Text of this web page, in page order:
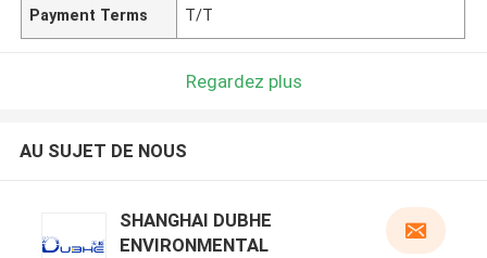
Payment Terms T/T
Regardez plus
AU SUJET DE NOUS
SHANGHAI DUBHE
ENVIRONMENTAL